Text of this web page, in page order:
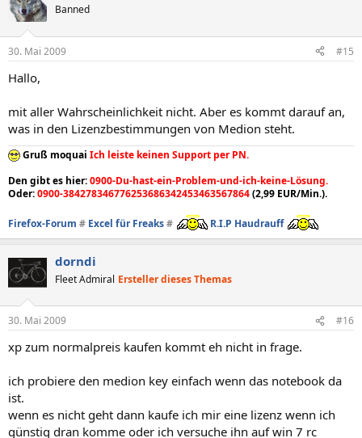
Banned
30. Mai 2009 #15
Hallo,
mit aller Wahrscheinlichkeit nicht. Aber es kommt darauf an,
was in den Lizenzbestimmungen von Medion steht.
Gruß moquai Ich leiste keinen Support per PN.
Den gibt es hier:0900-Du-hast-ein-Problem-und-ich-keine-Lösung.
Oder:0900-384278346776253686342453463567864(2,99 EUR/Min.).
Firefox-Forum # Excel für Freaks# R.I.P Haudrauff
dorndi
Fleet Admiral Ersteller dieses Themas
30. Mai 2009 #16
xp zum normalpreis kaufen kommt eh nicht in frage.
ich probiere den medion key einfach wenn das notebook da
ist.
wenn es nicht geht dann kaufe ich mir eine lizenz wenn ich
günstig dran komme oder ich versuche ihn auf win 7 rc